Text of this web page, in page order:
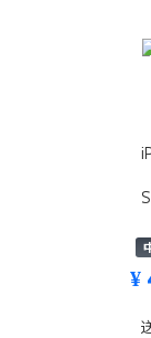
¥